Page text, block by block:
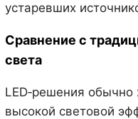
устаревших
Сравнение с
света
LED‑решения обычно
высокой световой